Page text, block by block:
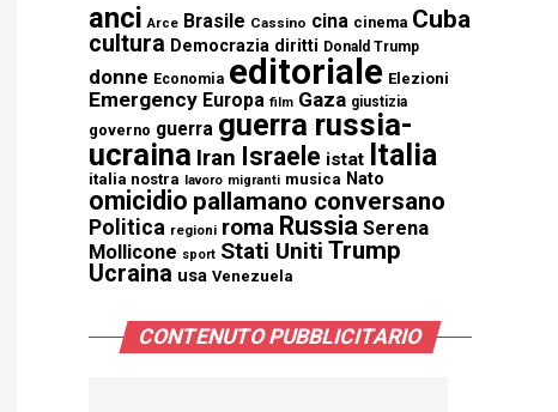
anci Arce Brasile Cassino cina cinema Cuba
cultura Democrazia diritti Donald Trump
donne Economia editoriale Elezioni
Emergency Europa film Gaza giustizia
governo guerra guerra russia-
ucraina Iran Israele istat Italia
italia nostra lavoro migranti musica Nato
omicidio pallamano conversano
Politica regioni roma Russia Serena
Mollicone sport Stati Uniti Trump
Ucraina usa Venezuela
CONTENUTO PUBBLICITARIO